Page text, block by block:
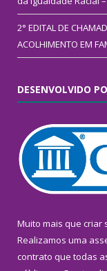
2° EDITAL DE
ACOLHIMENTO EM
DESENVOLVIDO
Muito mais que criar
Realizamos uma
contrato que todas